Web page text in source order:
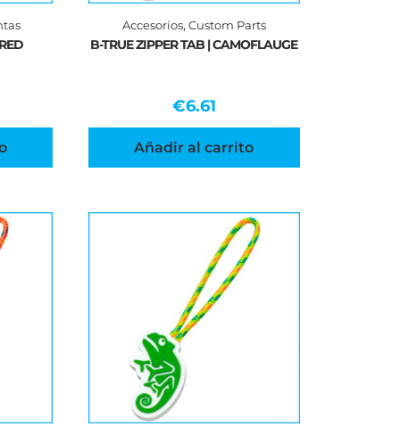
Accesorios, Custom Parts
B-TRUE ZIPPER TAB | CAMOFLAUGE
€6.61
Añadir al carrito